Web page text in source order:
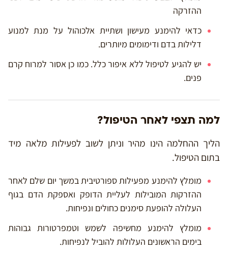
ההזרקה
כדאי להימנע מעישון ושתיית אלכוהול על מנת למנוע
דלילות בדם ודימומים מיותרים.
יש להגיע לטיפול ללא איפור כלל. כמו כן אסור למרוח קרם
פנים.
למה תצפי לאחר הטיפול?
הליך ההחלמה הינו מהיר וניתן לשוב לפעילות מלאה מיד
בתום הטיפול.
מומלץ להימנע מפעילות ספורטיבית במשך יום שלם לאחר
ההזרקות המובילות לעליית הדופק ואספקת הדם בגוף
העלולה להופעת סימנים כחולים ונפיחות.
מומלץ להימנע מחשיפה לשמש וטמפרטורות גבוהות
בימים הראשונים העלולות להוביל לנפיחות.